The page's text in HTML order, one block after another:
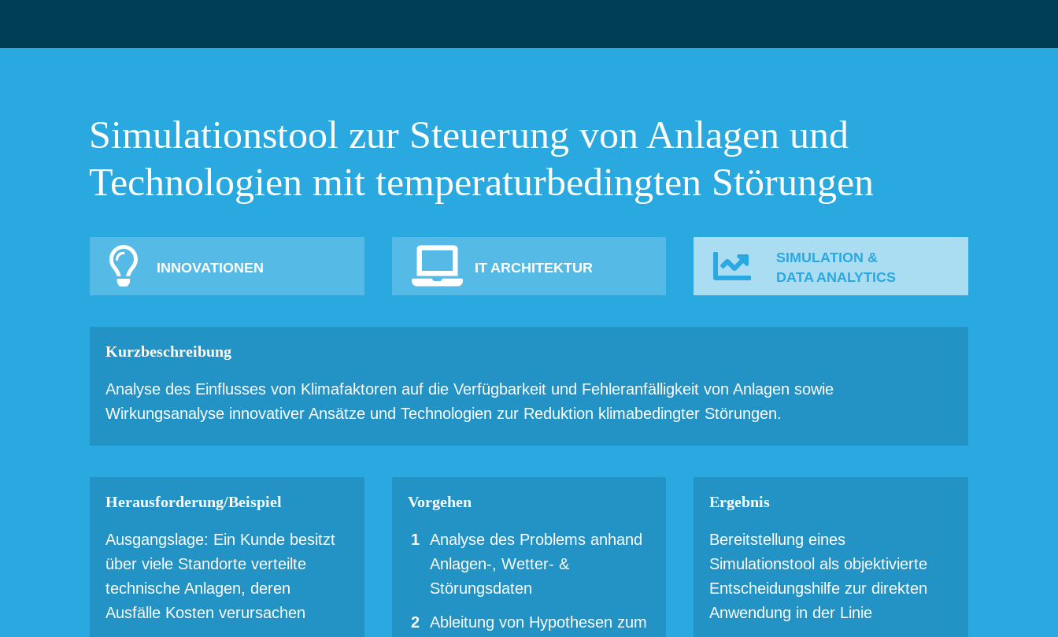
Simulationstool zur Steuerung von Anlagen und
Technologien mit temperaturbedingten Störungen
INNOVATIONEN IT ARCHITEKTUR
SIMULATION &
DATA ANALYTICS
Kurzbeschreibung
Analyse des Einflusses von Klimafaktoren auf die Verfügbarkeit und Fehleranfälligkeit von Anlagen sowie
Wirkungsanalyse innovativer Ansätze und Technologien zur Reduktion klimabedingter Störungen.
Herausforderung/Beispiel
Ausgangslage: Ein Kunde besitzt
über viele Standorte verteilte
technische Anlagen, deren
Ausfälle Kosten verursachen
Vorgehen
Analyse des Problems anhand
Anlagen-, Wetter- &
Störungsdaten
Ableitung von Hypothesen zum
Ergebnis
Bereitstellung eines
Simulationstool als objektivierte
Entscheidungshilfe zur direkten
Anwendung in der Linie